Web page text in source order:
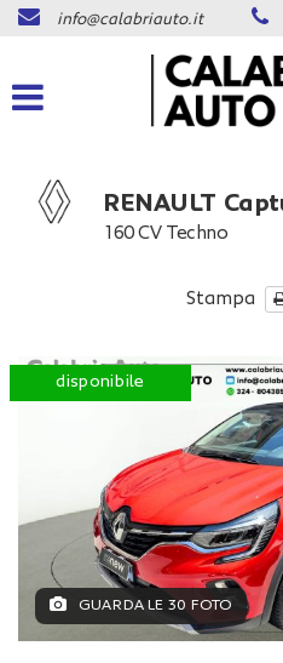
info@calabriauto.it
RENAULT
160 CV Techno
Stampa
disponibile
GUARDA LE 30 FOTO
preferenze
di
seguente
le
preferenze
tecnologie
di
tracciamento
che
adottiamo
per